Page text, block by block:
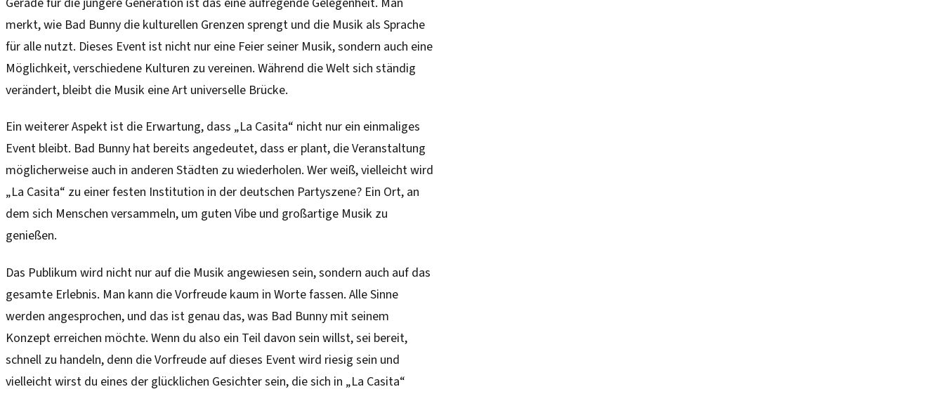
merkt, wie Bad Bunny die kulturellen Grenzen sprengt und die Musik als Sprache
für alle nutzt. Dieses Event ist nicht nur eine Feier seiner Musik, sondern auch eine
Möglichkeit, verschiedene Kulturen zu vereinen. Während die Welt sich ständig
verändert, bleibt die Musik eine Art universelle Brücke.
Ein weiterer Aspekt ist die Erwartung, dass „La Casita“ nicht nur ein einmaliges
Event bleibt. Bad Bunny hat bereits angedeutet, dass er plant, die Veranstaltung
möglicherweise auch in anderen Städten zu wiederholen. Wer weiß, vielleicht wird
„La Casita“ zu einer festen Institution in der deutschen Partyszene? Ein Ort, an
dem sich Menschen versammeln, um guten Vibe und großartige Musik zu
genießen.
Das Publikum wird nicht nur auf die Musik angewiesen sein, sondern auch auf das
gesamte Erlebnis. Man kann die Vorfreude kaum in Worte fassen. Alle Sinne
werden angesprochen, und das ist genau das, was Bad Bunny mit seinem
Konzept erreichen möchte. Wenn du also ein Teil davon sein willst, sei bereit,
schnell zu handeln, denn die Vorfreude auf dieses Event wird riesig sein und
vielleicht wirst du eines der glücklichen Gesichter sein, die sich in „La Casita“